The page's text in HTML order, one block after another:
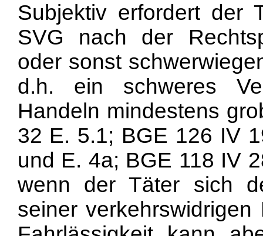
Subjektiv erfordert der
SVG nach der
oder sonst
d.h. ein schweres
Handeln mindestens
32 E. 5.1; BGE 126 IV
und E. 4a; BGE 118 IV
wenn der Täter sich
seiner